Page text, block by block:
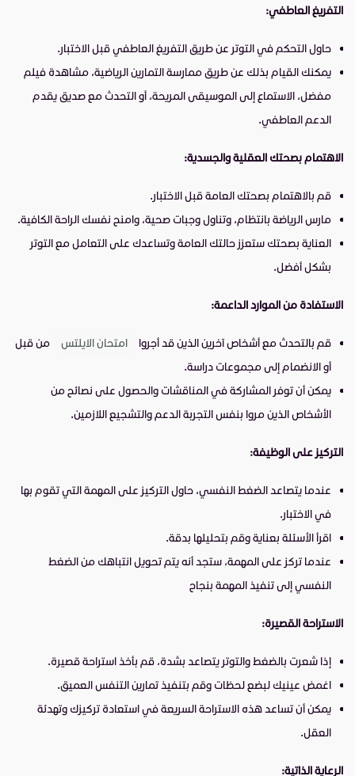
التفريغ العاطفي:
حاول التحكم في التوتر عن طريق التفريغ العاطفي قبل الاختبار.
يمكنك القيام بذلك عن طريق ممارسة التمارين الرياضية، مشاهدة فيلم
مفضل، الاستماع إلى الموسيقى المريحة، أو التحدث مع صديق يقدم
الدعم العاطفي.
الاهتمام بصحتك العقلية والجسدية:
قم بالاهتمام بصحتك العامة قبل الاختبار.
مارس الرياضة بانتظام، وتناول وجبات صحية، وامنح نفسك الراحة الكافية.
العناية بصحتك ستعزز حالتك العامة وتساعدك على التعامل مع التوتر
بشكل أفضل.
الاستفادة من الموارد الداعمة:
قم بالتحدث مع أشخاص آخرين الذين قد أجروا امتحان الايلتس
من قبل
أو الانضمام إلى مجموعات دراسة.
يمكن أن توفر المشاركة في المناقشات والحصول على نصائح من
الأشخاص الذين مروا بنفس التجربة الدعم والتشجيع اللازمين.
التركيز على الوظيفة:
عندما يتصاعد الضغط النفسي، حاول التركيز على المهمة التي تقوم بها
في الاختبار.
اقرأ الأسئلة بعناية وقم بتحليلها بدقة.
عندما تركز على المهمة، ستجد أنه يتم تحويل انتباهك من الضغط
النفسي إلى تنفيذ المهمة بنجاح
الاستراحة القصيرة:
إذا شعرت بالضغط والتوتر يتصاعد بشدة، قم بأخذ استراحة قصيرة.
اغمض عينيك لبضع لحظات وقم بتنفيذ تمارين التنفس العميق.
يمكن أن تساعد هذه الاستراحة السريعة في استعادة تركيزك وتهدئة
العقل.
الرعاية الذاتية: